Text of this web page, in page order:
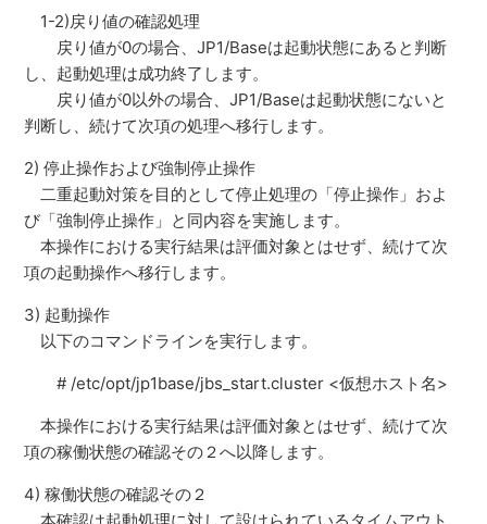
1-2)戻り値の確認処理
戻り値が0の場合、JP1/Baseは起動状態にあると判断
し、起動処理は成功終了します。
戻り値が0以外の場合、JP1/Baseは起動状態にないと
判断し、続けて次項の処理へ移行します。
2) 停止操作および強制停止操作
二重起動対策を目的として停止処理の「停止操作」およ
び「強制停止操作」と同内容を実施します。
本操作における実行結果は評価対象とはせず、続けて次
項の起動操作へ移行します。
3) 起動操作
以下のコマンドラインを実行します。
# /etc/opt/jp1base/jbs_start.cluster <仮想ホスト名>
本操作における実行結果は評価対象とはせず、続けて次
項の稼働状態の確認その２へ以降します。
4) 稼働状態の確認その２